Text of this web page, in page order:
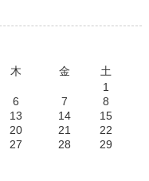
木 金
土
1
6 7
8
13 14
15
20 21
22
27 28
29